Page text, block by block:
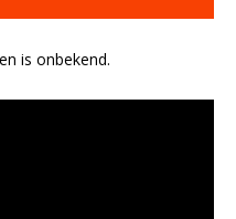
is onbekend.